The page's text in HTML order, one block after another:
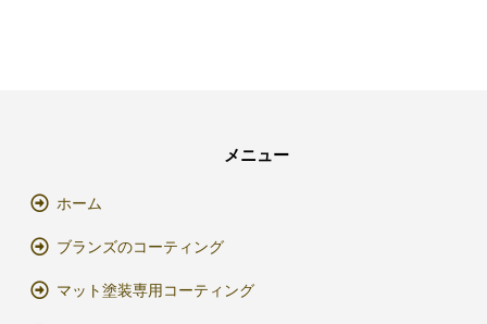
メニュー
ホーム
ブランズのコーティング
マット塗装専用コーティング